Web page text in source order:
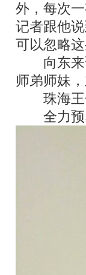
外，每次
记者跟他
可以忽略这
向东来
师弟师妹
珠海王
全力预